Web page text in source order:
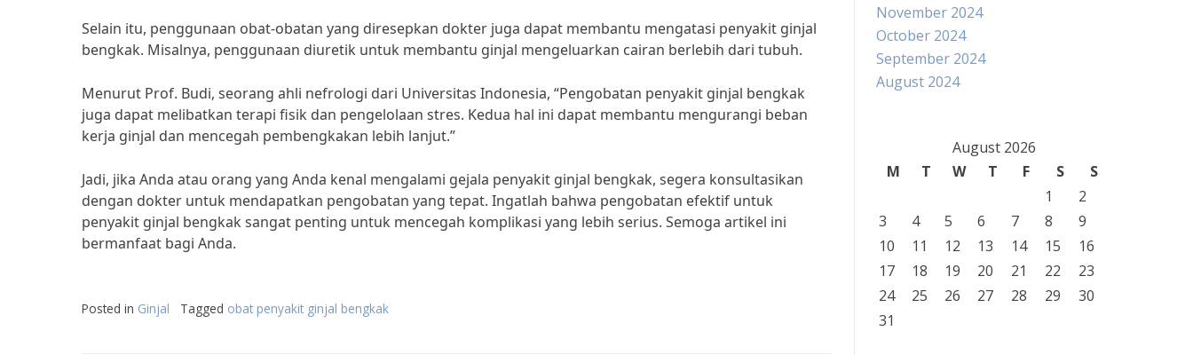
Selain itu, penggunaan obat-obatan yang diresepkan dokter juga dapat membantu mengatasi penyakit ginjal
bengkak. Misalnya, penggunaan diuretik untuk membantu ginjal mengeluarkan cairan berlebih dari tubuh.
Menurut Prof. Budi, seorang ahli nefrologi dari Universitas Indonesia, “Pengobatan penyakit ginjal bengkak
juga dapat melibatkan terapi fisik dan pengelolaan stres. Kedua hal ini dapat membantu mengurangi beban
kerja ginjal dan mencegah pembengkakan lebih lanjut.”
Jadi, jika Anda atau orang yang Anda kenal mengalami gejala penyakit ginjal bengkak, segera konsultasikan
dengan dokter untuk mendapatkan pengobatan yang tepat. Ingatlah bahwa pengobatan efektif untuk
penyakit ginjal bengkak sangat penting untuk mencegah komplikasi yang lebih serius. Semoga artikel ini
bermanfaat bagi Anda.
Posted in Ginjal Tagged obat penyakit ginjal bengkak
November 2024
October 2024
September 2024
August 2024
August 2026
M
T W T F S
S
1
2
3
4 5 6 7 8
9
10
11 12 13 14 15
16
17
18 19 20 21 22
23
24
25 26 27 28 29
30
31